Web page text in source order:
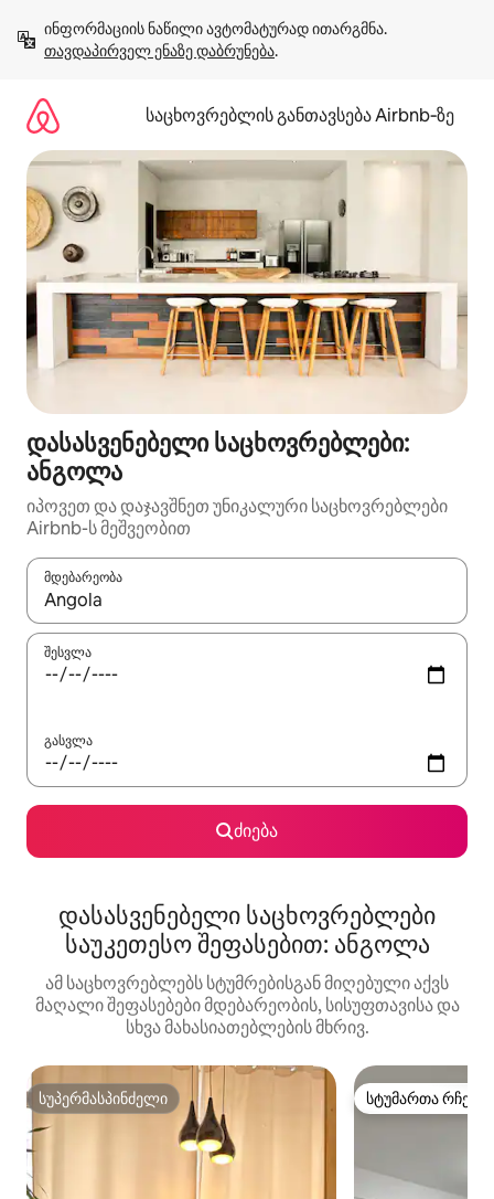
გადასვლა
თავდაპირველ ენაზე დაბრუნება.
საცხოვრებლის განთავსება Airbnb‑ზე
დასასვენებელი საცხოვრებლები:
ანგოლა
იპოვეთ და დაჯავშნეთ უნიკალური საცხოვრებლები
Airbnb-ს მეშვეობით
მდებარეობა
როცა შედეგები ხელმისაწვდომი გახდება, ნავიგაციისთვის
შესვლა
გასვლა
ძიება
დასასვენებელი საცხოვრებლები
საუკეთესო შეფასებით: ანგოლა
ამ საცხოვრებლებს სტუმრებისგან მიღებული აქვს
მაღალი შეფასებები მდებარეობის, სისუფთავისა და
სხვა მახასიათებლების მხრივ.
სუპერმასპინძელი
სუპერმასპინძელი სტუმართა
სტუმართა